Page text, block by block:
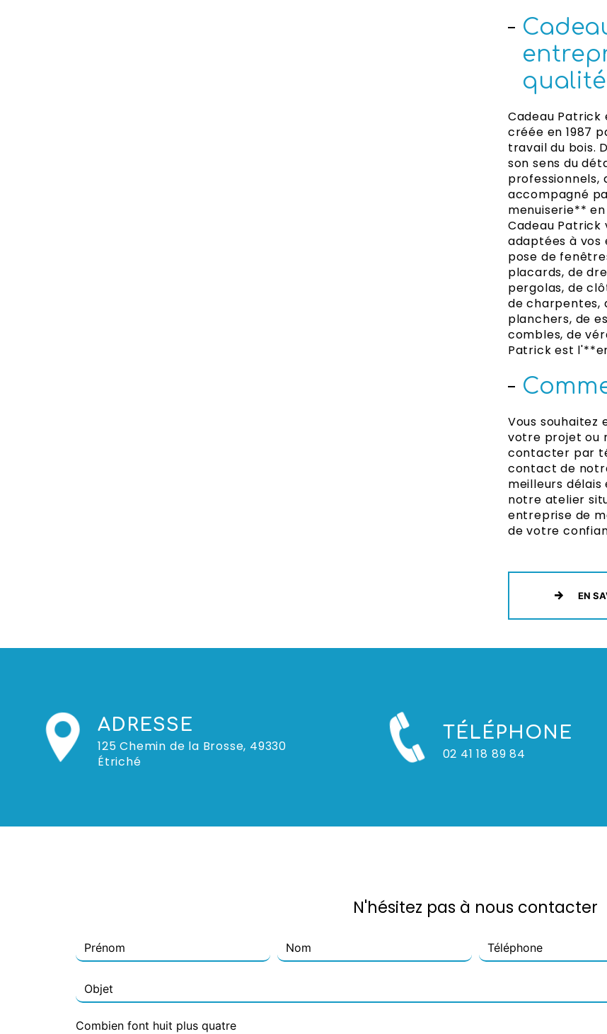
qualité
Cadeau
créée en 1987
travail du bois.
son sens du
professionnels,
accompagné
menuiserie**
Cadeau Patrick
adaptées à vos
pose de
placards, de
pergolas, de
de charpentes,
planchers, de
combles, de
Patrick est
Vous souhaitez
votre projet ou
contacter par
contact de
meilleurs
notre atelier
entreprise de
de votre
EN
ADRESSE
125 Chemin de la Brosse, 49330
Étriché
TÉLÉPHONE
02 41 18 89 84
N'hésitez pas à nous contacter
Combien font huit plus quatre